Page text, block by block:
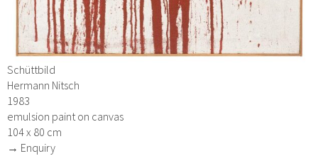
Schüttbild
Hermann Nitsch
1983
emulsion paint on canvas
104 x 80 cm
→ Enquiry